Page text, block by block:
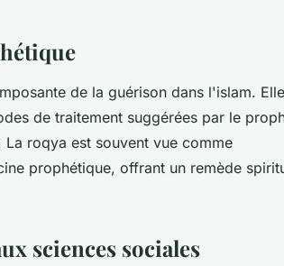
de la guérison dans l'islam. Elle
de traitement suggérées par le
roqya est souvent vue comme
prophétique, offrant un remède
sciences sociales